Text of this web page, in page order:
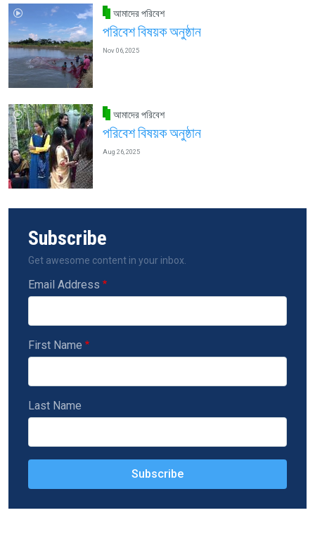
আমাদের পরিবেশ
পরিবেশ বিষয়ক অনুষ্ঠান
Nov 06, 2025
আমাদের পরিবেশ
পরিবেশ বিষয়ক অনুষ্ঠান
Aug 26, 2025
Subscribe
Get awesome content in your inbox.
Email Address
First Name
Last Name